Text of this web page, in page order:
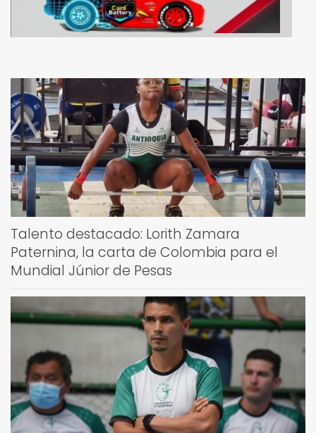
Talento destacado: Lorith Zamara
Paternina, la carta de Colombia para el
Mundial Júnior de Pesas